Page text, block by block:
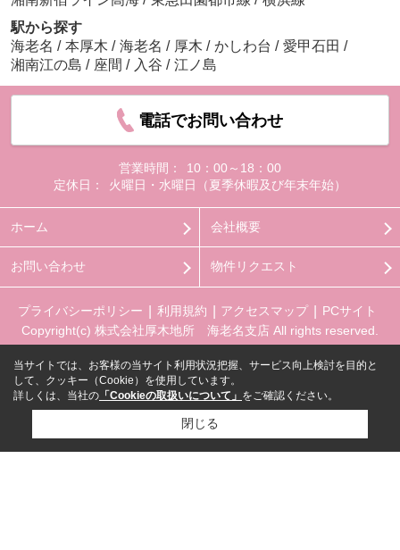
駅から探す
海老名 / 本厚木 / 海老名 / 厚木 / かしわ台 / 愛甲石田 /
湘南江の島 / 座間 / 入谷 / 江ノ島
電話でお問い合わせ
営業時間：
10：00～18：00
定休日：
火曜日・水曜日（夏季休暇及び年末年始）
ホーム 会社概要
お問い合わせ 物件リクエスト
プライバシーポリシー 利用規約 アクセスマップ
PCサイト
Copyright(c) 株式会社厚木地所 海老名支店 All rights reserved.
当サイトでは、お客様の当サイト利用状況把握、サービス向上検討を目的と
して、クッキー（Cookie）を使用しています。
詳しくは、当社の 「Cookieの取扱いについて」 をご確認ください。
閉じる